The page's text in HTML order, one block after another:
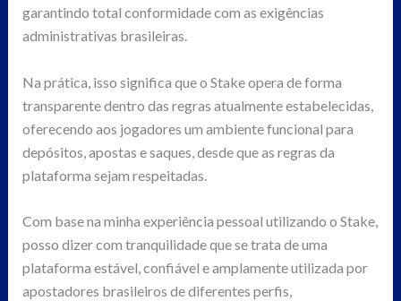
garantindo total conformidade com as exigências
administrativas brasileiras.
Na prática, isso significa que o Stake opera de forma
transparente dentro das regras atualmente estabelecidas,
oferecendo aos jogadores um ambiente funcional para
depósitos, apostas e saques, desde que as regras da
plataforma sejam respeitadas.
Com base na minha experiência pessoal utilizando o Stake,
posso dizer com tranquilidade que se trata de uma
plataforma estável, confiável e amplamente utilizada por
apostadores brasileiros de diferentes perfis,